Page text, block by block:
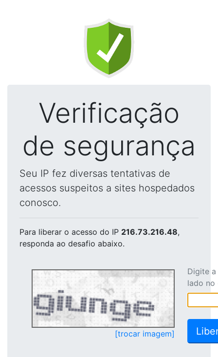
Verificação
de segurança
Seu IP fez diversas tentativas de
acessos suspeitos a sites hospedados
conosco.
Para liberar o acesso do IP 216.73.216.48,
responda ao desafio abaixo.
[trocar imagem]
Digite
lado no